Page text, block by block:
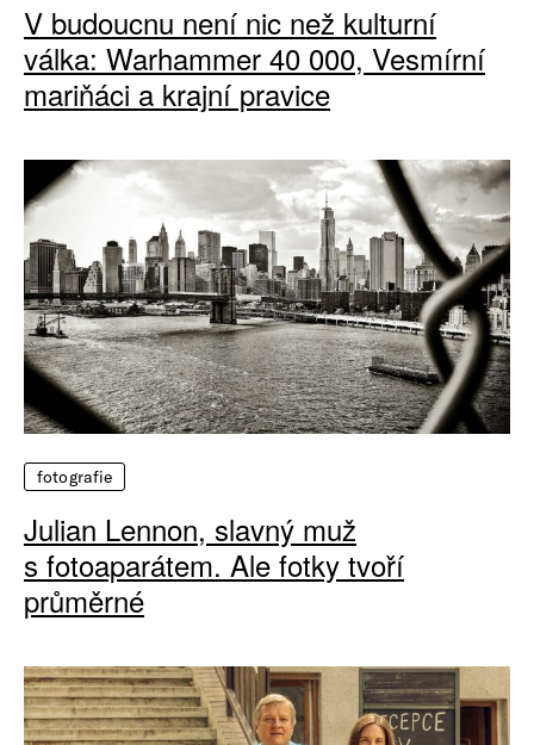
V budoucnu není nic než kulturní
válka: Warhammer 40 000, Vesmírní
mariňáci a krajní pravice
fotografie
Julian Lennon, slavný muž
s fotoaparátem. Ale fotky tvoří
průměrné